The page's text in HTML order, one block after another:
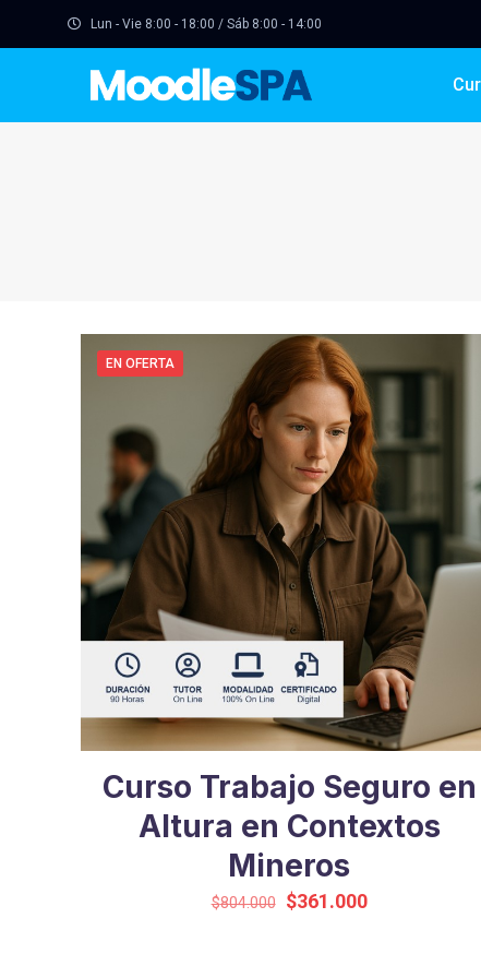
Lun - Vie 8:00 - 18:00 / Sáb 8:00 - 14:00
EN OFERTA
Curso Trabajo Seguro en
Altura en Contextos
Mineros
$804.000
El
$361.000El